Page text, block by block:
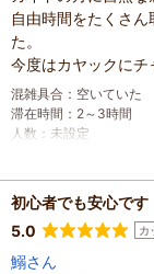
自由時間をたくさ
た。
今度はカヤックにチ
混雑具合 ： 空いていた
滞在時間 ： 2～3時間
人数 ： 未設定
初心者でも安心です
5.0
カ
鰯さん